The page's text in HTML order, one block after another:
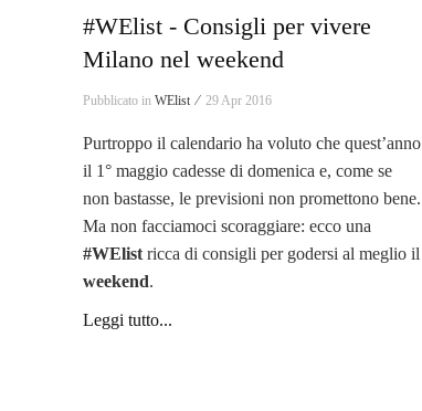
#WElist - Consigli per vivere
Milano nel weekend
Pubblicato in WElist ⁄ 29 Apr 2016
Purtroppo il calendario ha voluto che quest’anno
il 1° maggio cadesse di domenica e, come se
non bastasse, le previsioni non promettono bene.
Ma non facciamoci scoraggiare: ecco una
#WElist ricca di consigli per godersi al meglio il
weekend.
Leggi tutto...